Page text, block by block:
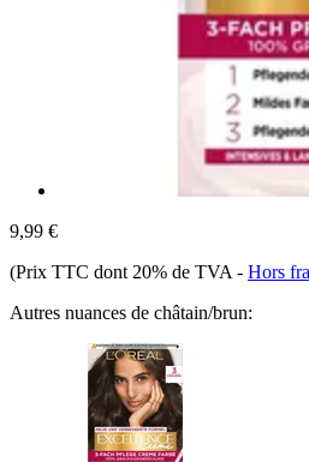
9,99 €
(Prix TTC dont 20% de TVA - Hors
Autres nuances de châtain/brun: